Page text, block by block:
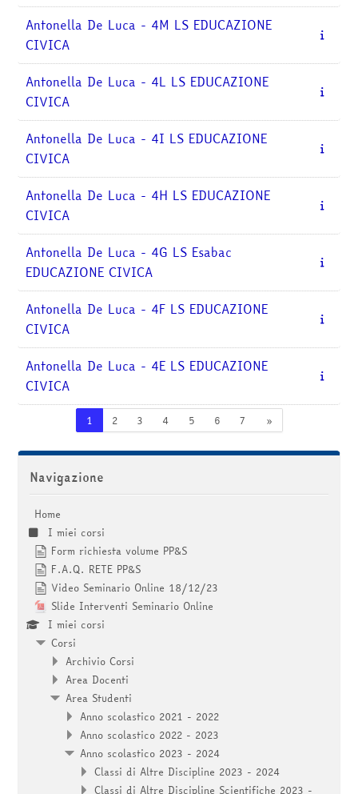
Antonella De Luca - 4M LS EDUCAZIONE
CIVICA
Antonella De Luca - 4L LS EDUCAZIONE
CIVICA
Antonella De Luca - 4I LS EDUCAZIONE
CIVICA
Antonella De Luca - 4H LS EDUCAZIONE
CIVICA
Antonella De Luca - 4G LS Esabac
EDUCAZIONE CIVICA
Antonella De Luca - 4F LS EDUCAZIONE
CIVICA
Antonella De Luca - 4E LS EDUCAZIONE
CIVICA
1 Pagina 1
2Pagina 2
3Pagina 3
4Pagina 4
5Pagina 5
6Pagina 6
7Pagina 7
»Pagina successiva
Salta Navigazione
Navigazione
Home
I miei corsi
Form richiesta volume PP&S
F.A.Q. RETE PP&S
Video Seminario Online 18/12/23
Slide Interventi Seminario Online
I miei corsi
Corsi
Archivio Corsi
Area Docenti
Area Studenti
Anno scolastico 2021 - 2022
Anno scolastico 2022 - 2023
Anno scolastico 2023 - 2024
Classi di Altre Discipline 2023 - 2024
Classi di Altre Discipline Scientifiche 2023 -